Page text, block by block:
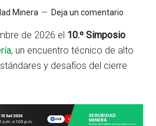
Minera Deja un comentario
de 2026 el 10.º Simposio
, un encuentro técnico de alto
y desafíos del cierre